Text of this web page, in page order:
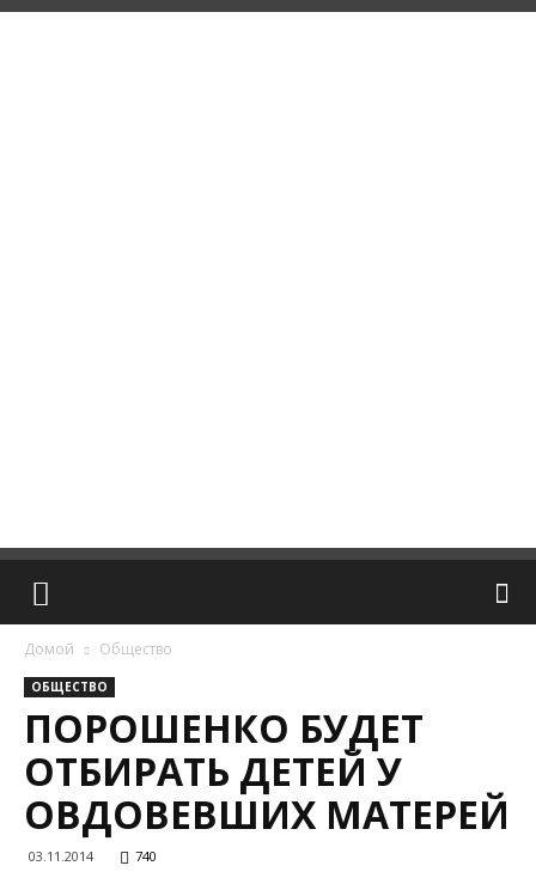
Домой Общество
ОБЩЕСТВО
ПОРОШЕНКО БУДЕТ
ОТБИРАТЬ ДЕТЕЙ У
ОВДОВЕВШИХ МАТЕРЕЙ
03.11.2014 740